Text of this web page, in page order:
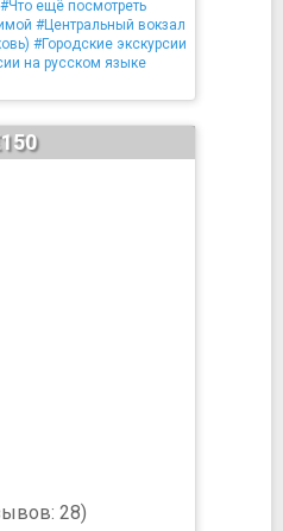
#Что ещё посмотреть
#Центральный вокзал
#Городские экскурсии
на русском языке
28)